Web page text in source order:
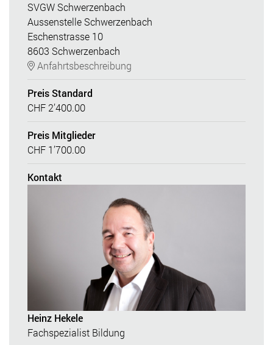
SVGW Schwerzenbach
Aussenstelle Schwerzenbach
Eschenstrasse 10
8603 Schwerzenbach
Anfahrtsbeschreibung
Preis Standard
CHF 2’400.00
Preis Mitglieder
CHF 1’700.00
Kontakt
Heinz Hekele
Fachspezialist Bildung